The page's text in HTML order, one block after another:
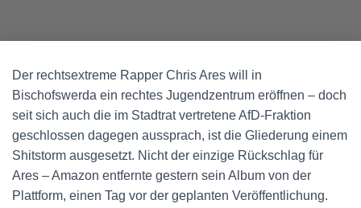
Der rechtsextreme Rapper Chris Ares will in
Bischofswerda ein rechtes Jugendzentrum eröffnen – doch
seit sich auch die im Stadtrat vertretene AfD-Fraktion
geschlossen dagegen aussprach, ist die Gliederung einem
Shitstorm ausgesetzt. Nicht der einzige Rückschlag für
Ares – Amazon entfernte gestern sein Album von der
Plattform, einen Tag vor der geplanten Veröffentlichung.